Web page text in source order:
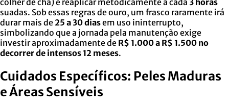
suadas. Sob essas regras de ouro, um frasco raramente irá
durar mais de 25 a 30 diasem uso ininterrupto,
simbolizando que a jornada pela manutenção exige
investir aproximadamente de R$ 1.000 a R$ 1.500 no
decorrer de intensos 12 meses.
Cuidados Específicos: Peles Maduras
e Áreas Sensíveis